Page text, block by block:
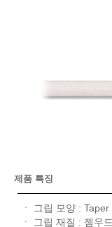
제품 특징
ㆍ 그립 모양 :
ㆍ 그립 재질 : 젬우